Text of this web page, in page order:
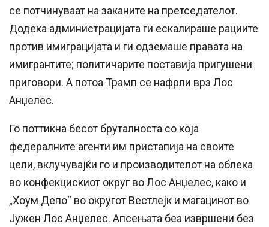
се потчинуваат на заканите на претседателот.
Додека администрацијата ги ескалираше рациите
против имиграцијата и ги одземаше правата на
имигрантите; политичарите поставија пригушени
приговори. А потоа Трамп се нафрли врз Лос
Анџелес.
Го поттикна бесот бруталноста со која
федералните агенти им пристапија на своите
цели, вклучувајќи го и производителот на облека
во конфекцискиот округ во Лос Анџелес, како и
„Хоум Депо“ во округот Вестлејк и магацинот во
Јужен Лос Анџелес. Апсењата беа извршени без